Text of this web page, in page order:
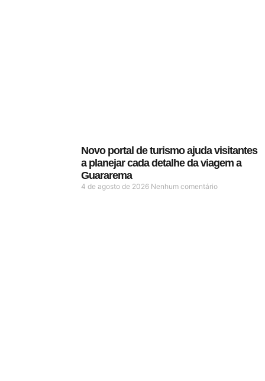
Novo portal de turismo ajuda visitantes
a planejar cada detalhe da viagem a
Guararema
4 de agosto de 2026 Nenhum comentário